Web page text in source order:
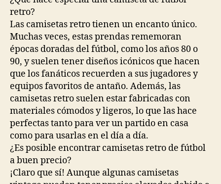
retro?
Las camisetas retro tienen un encanto único.
Muchas veces, estas prendas rememoran
épocas doradas del fútbol, como los años 80 o
90, y suelen tener diseños icónicos que hacen
que los fanáticos recuerden a sus jugadores y
equipos favoritos de antaño. Además, las
camisetas retro suelen estar fabricadas con
materiales cómodos y ligeros, lo que las hace
perfectas tanto para ver un partido en casa
como para usarlas en el día a día.
¿Es posible encontrar camisetas retro de fútbol
a buen precio?
¡Claro que sí! Aunque algunas camisetas